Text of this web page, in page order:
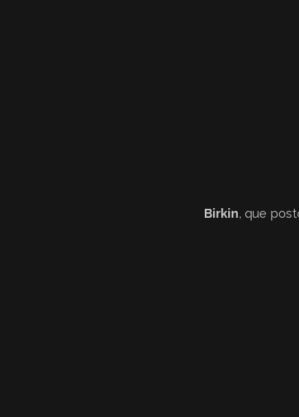
Birkin, que